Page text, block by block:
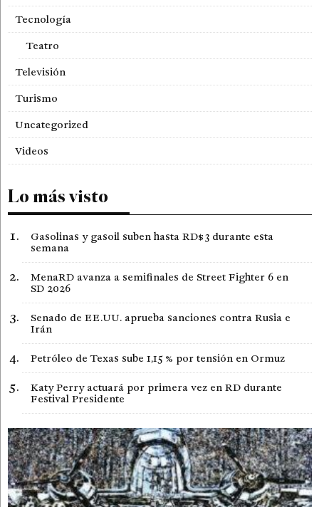
Tecnología
Teatro
Televisión
Turismo
Uncategorized
Videos
Lo más visto
Gasolinas y gasoil suben hasta RD$3 durante esta
semana
MenaRD avanza a semifinales de Street Fighter 6 en
SD 2026
Senado de EE.UU. aprueba sanciones contra Rusia e
Irán
Petróleo de Texas sube 1,15 % por tensión en Ormuz
Katy Perry actuará por primera vez en RD durante
Festival Presidente